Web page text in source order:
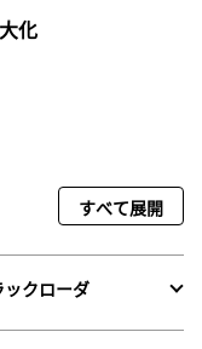
化
すべて展開
ックローダ